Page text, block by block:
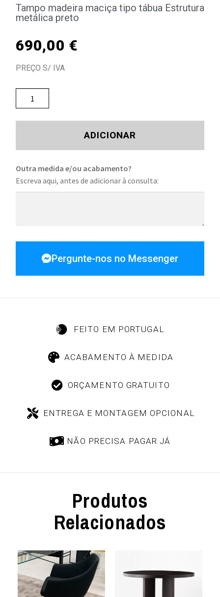
Tampo madeira maciça tipo tábua Estrutura
metálica preto
690,00 €
PREÇO S/ IVA
ADICIONAR
Outra medida e/ou acabamento?
Escreva aqui, antes de adicionar à consulta:
Pergunte-nos no Messenger
FEITO EM PORTUGAL
ACABAMENTO À MEDIDA
ORÇAMENTO GRATUITO
ENTREGA E MONTAGEM OPCIONAL
NÃO PRECISA PAGAR JÁ
Produtos
Relacionados